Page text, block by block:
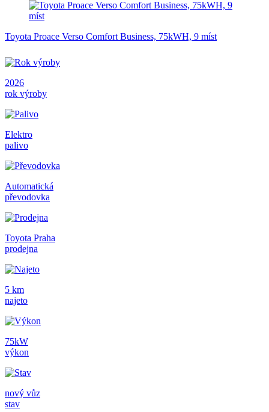
Toyota Proace Verso Comfort Business, 75kWH, 9 míst
2026
rok výroby
Elektro
palivo
Automatická
převodovka
Toyota Praha
prodejna
5 km
najeto
75kW
výkon
nový vůz
stav